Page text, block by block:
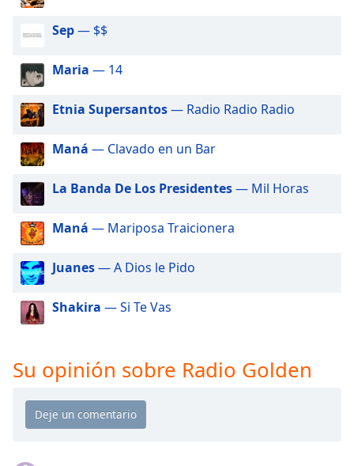
Picture-
Picture
This
modal
dialog
window.
Escape
cancel
close
Text
Color
Sep— $$
Maria — 14
Etnia Supersantos— Radio Radio Radio
Maná — Clavado en un Bar
La Banda De Los Presidentes— Mil Horas
Maná — Mariposa Traicionera
Juanes— A Dios le Pido
Shakira — Si Te Vas
Su opinión sobre Radio Golden